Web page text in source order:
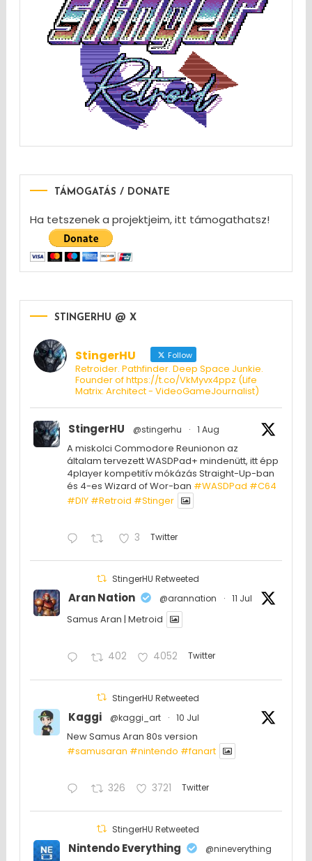
TÁMOGATÁS / DONATE
Ha tetszenek a projektjeim, itt támogathatsz!
STINGERHU @ X
StingerHU Follow
Retroider. Pathfinder. Deep Space Junkie.
Founder of https://t.co/VkMyvx4ppz (Life
Matrix: Architect - VideoGameJournalist)
StingerHU @stingerhu · 1 Aug
A miskolci Commodore Reunionon az
általam tervezett WASDPad+ mindenütt, itt épp
4player kompetitív mókázás Straight-Up-ban
és 4-es Wizard of Wor-ban #WASDPad #C64
#DIY #Retroid #Stinger
3 Twitter
StingerHU Retweeted
Aran Nation @arannation · 11 Jul
Samus Aran | Metroid
402 4052 Twitter
StingerHU Retweeted
Kaggi @kaggi_art · 10 Jul
New Samus Aran 80s version
#samusaran #nintendo #fanartㅤㅤㅤㅤ
326 3721 Twitter
StingerHU Retweeted
Nintendo Everything
@nineverything